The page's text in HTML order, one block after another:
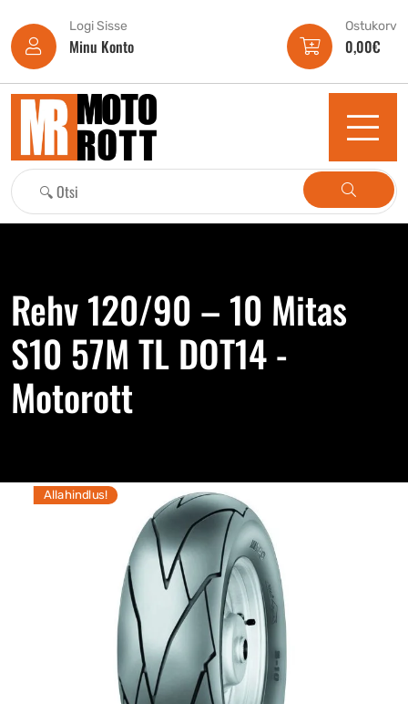
Logi Sisse
Minu Konto
Ostukorv
0,00€
Rehv 120/90 – 10 Mitas
S10 57M TL DOT14 -
Motorott
Allahindlus!